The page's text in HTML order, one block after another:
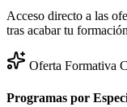
Acceso directo a las
tras acabar tu
Oferta Formativa
Programas por